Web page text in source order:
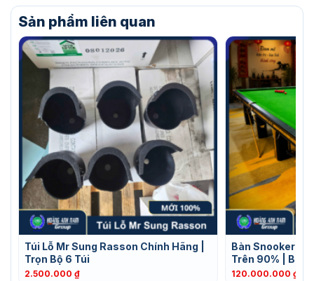
Sản phẩm liên quan
Túi Lỗ Mr Sung Rasson Chính Hãng |
Trọn Bộ 6 Túi
2.500.000 ₫
Bàn Snooker
Trên 90% | BH
120.000.000₫